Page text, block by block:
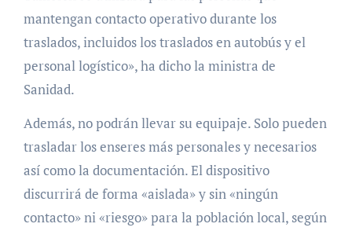
mantengan contacto operativo durante los
traslados, incluidos los traslados en autobús y el
personal logístico», ha dicho la ministra de
Sanidad.
Además, no podrán llevar su equipaje. Solo pueden
trasladar los enseres más personales y necesarios
así como la documentación. El dispositivo
discurrirá de forma «aislada» y sin «ningún
contacto» ni «riesgo» para la población local, según